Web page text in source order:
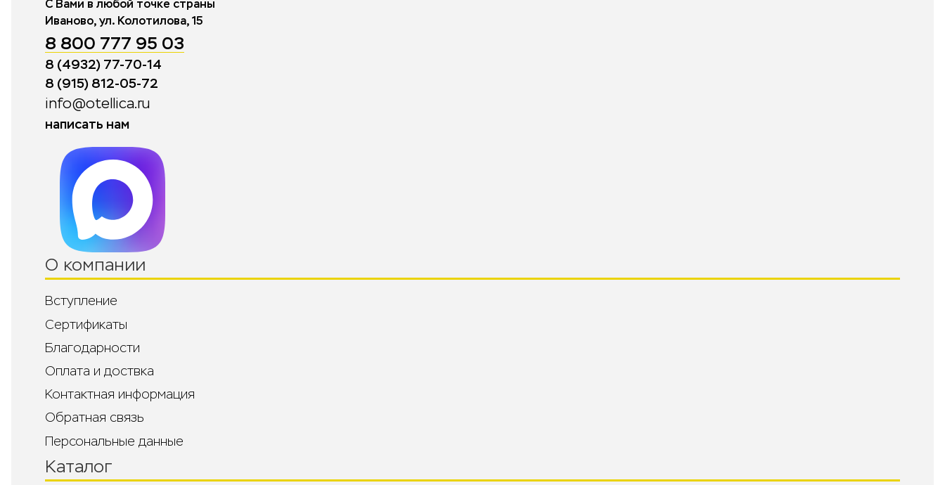
С Вами в любой точке страны
Иваново, ул. Колотилова, 15
8 800 777 95 03
8 (4932) 77-70-14
8 (915) 812-05-72
info@otellica.ru
написать нам
Каталог
О компании
Вступление
Сертификаты
Благодарности
Оплата и доствка
Контактная информация
Обратная связь
Персональные данные